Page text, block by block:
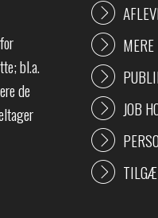
bl.a.
de
JOB